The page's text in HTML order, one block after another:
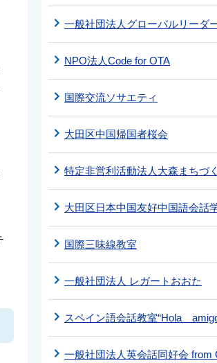
一般社団法人グローバルリーダ
NPO法人Code for OTA
国際交流ソサエティ
大田区中国帰国者桜会
特定非営利活動法人大森まちづ
大田区日本中国友好中国語会話
国際三味線教室
一般社団法人 レガートおおた
スペイン語会話教室“Hola
一般社団法人英会話同好会 from